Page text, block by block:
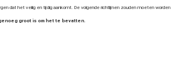
dat het veilig en tijdig aankomt. De volgende richtlijnen zouden moeten worden
groot is om het te bevatten.